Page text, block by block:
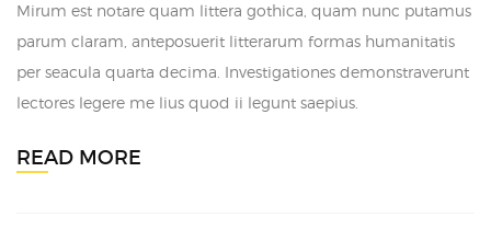
Mirum est notare quam littera gothica, quam nunc putamus
parum claram, anteposuerit litterarum formas humanitatis
per seacula quarta decima. Investigationes demonstraverunt
lectores legere me lius quod ii legunt saepius.
READ MORE